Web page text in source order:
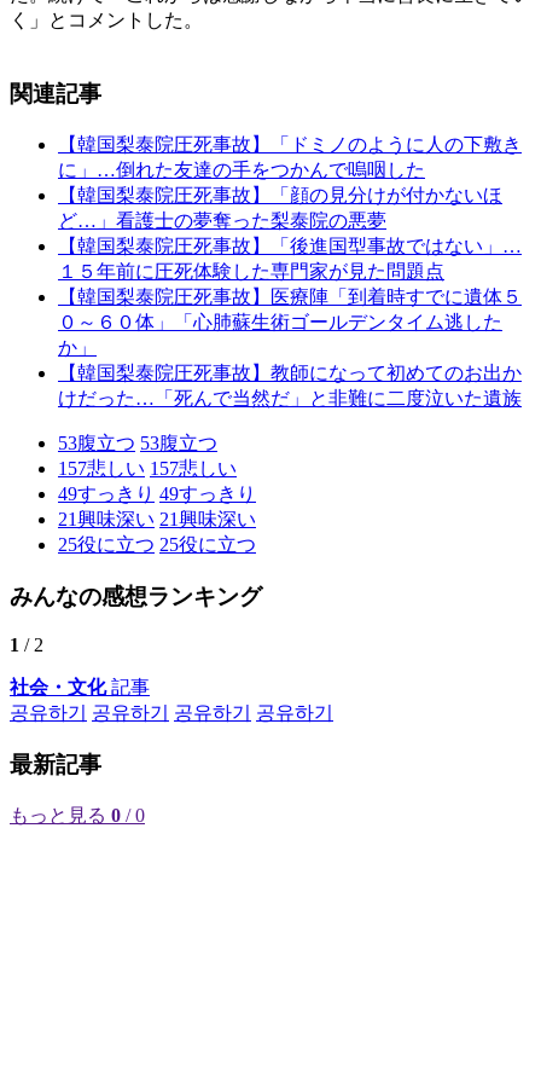
く」とコメントした。
関連記事
【韓国梨泰院圧死事故】「ドミノのように人の下敷き
に」…倒れた友達の手をつかんで嗚咽した
【韓国梨泰院圧死事故】「顔の見分けが付かないほ
ど…」看護士の夢奪った梨泰院の悪夢
【韓国梨泰院圧死事故】「後進国型事故ではない」…
１５年前に圧死体験した専門家が見た問題点
【韓国梨泰院圧死事故】医療陣「到着時すでに遺体５
０～６０体」「心肺蘇生術ゴールデンタイム逃した
か」
【韓国梨泰院圧死事故】教師になって初めてのお出か
けだった…「死んで当然だ」と非難に二度泣いた遺族
53腹立つ 53腹立つ
157悲しい 157悲しい
49すっきり 49すっきり
21興味深い 21興味深い
25役に立つ 25役に立つ
みんなの感想ランキング
1 / 2
社会・文化記事
공유하기
공유하기 공유하기 공유하기
最新記事
もっと見る 0 / 0